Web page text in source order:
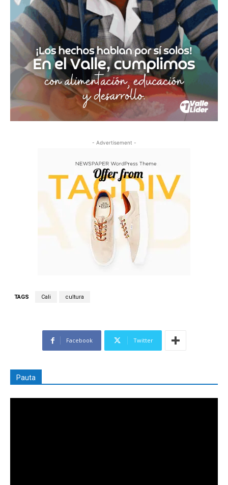
- Advertisement -
TAGS Cali cultura
Facebook Twitter
Pauta